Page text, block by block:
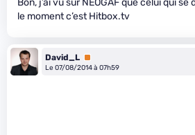
Bon, j’ai vu sur NEOGAF que celui qui
le moment c’est Hitbox.tv
David_L Premium
Le 07/08/2014 à 07h59